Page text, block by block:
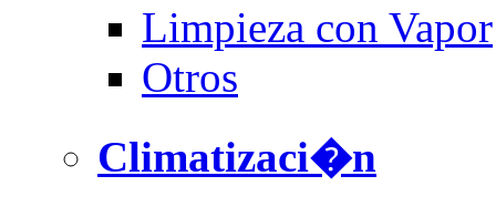
Limpieza con Vapor
Otros
Climatizaci�n